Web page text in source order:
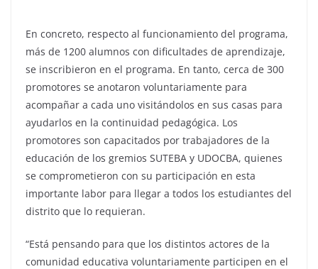
En concreto, respecto al funcionamiento del programa,
más de 1200 alumnos con dificultades de aprendizaje,
se inscribieron en el programa. En tanto, cerca de 300
promotores se anotaron voluntariamente para
acompañar a cada uno visitándolos en sus casas para
ayudarlos en la continuidad pedagógica. Los
promotores son capacitados por trabajadores de la
educación de los gremios SUTEBA y UDOCBA, quienes
se comprometieron con su participación en esta
importante labor para llegar a todos los estudiantes del
distrito que lo requieran.
“Está pensando para que los distintos actores de la
comunidad educativa voluntariamente participen en el